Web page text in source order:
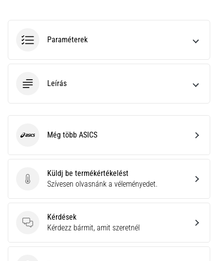
probléma,
amellyel
Minden cikk
megjelenítése
Paraméterek
Leírás
Küldj be termékértékelést
Küldj be termékértékelést
Szívesen olvasnánk a véleményedet.
Kérdések
Kérdések
Kérdezz bármit, amit szeretnél
ASICS Még több ASICS